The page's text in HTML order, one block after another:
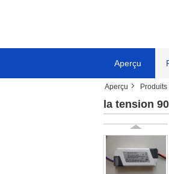
Aperçu
Aperçu Produits
la tension